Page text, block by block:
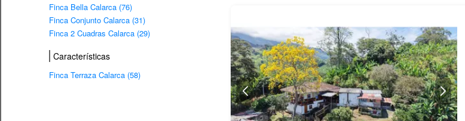
Finca Bella Calarca (76)
Finca Conjunto Calarca (31)
Finca 2 Cuadras Calarca (29)
Características
Finca Terraza Calarca (58)